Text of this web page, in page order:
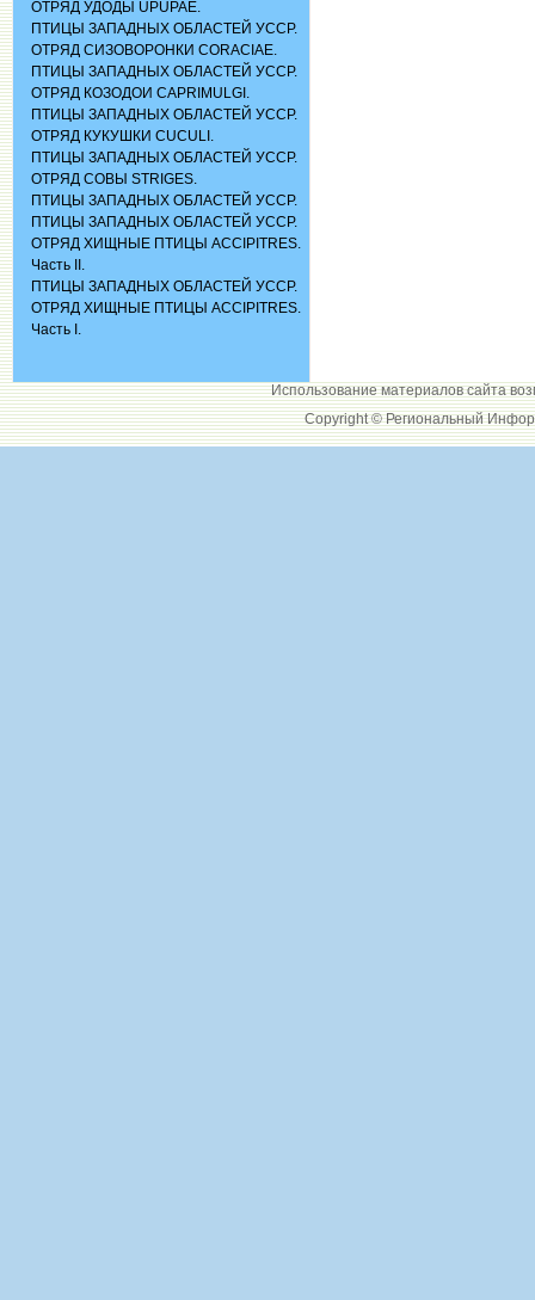
ОТРЯД УДОДЫ UPUPAE.
ПТИЦЫ ЗАПАДНЫХ ОБЛАСТЕЙ УССР.
ОТРЯД СИЗОВОРОНКИ CORACIАЕ.
ПТИЦЫ ЗАПАДНЫХ ОБЛАСТЕЙ УССР.
ОТРЯД КОЗОДОИ CAPRIMULGI.
ПТИЦЫ ЗАПАДНЫХ ОБЛАСТЕЙ УССР.
ОТРЯД КУКУШКИ CUCULI.
ПТИЦЫ ЗАПАДНЫХ ОБЛАСТЕЙ УССР.
ОТРЯД СОВЫ STRIGES.
ПТИЦЫ ЗАПАДНЫХ ОБЛАСТЕЙ УССР.
ПТИЦЫ ЗАПАДНЫХ ОБЛАСТЕЙ УССР.
ОТРЯД ХИЩНЫЕ ПТИЦЫ ACCIPITRES.
Часть II.
ПТИЦЫ ЗАПАДНЫХ ОБЛАСТЕЙ УССР.
ОТРЯД ХИЩНЫЕ ПТИЦЫ ACCIPITRES.
Часть I.
Использование материалов сайта
Copyright © Региональный